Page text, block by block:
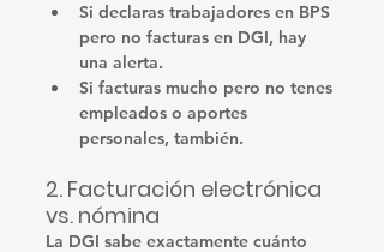
Si declaras trabajadores en BPS
pero no facturas en DGI, hay
una alerta.
Si facturas mucho pero no tenes
empleados o aportes
personales, también.
2. Facturación electrónica
vs. nómina
La DGI sabe exactamente cuánto